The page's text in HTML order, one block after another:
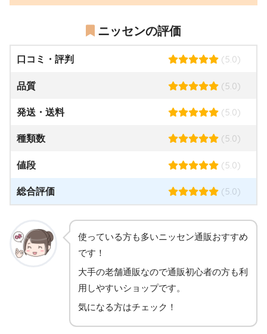
ニッセンの評価
口コミ・評判 (5.0)
品質 (5.0)
発送・送料 (5.0)
種類数 (5.0)
値段 (5.0)
総合評価 (5.0)
使っている方も多いニッセン通販おすすめ
です！
大手の老舗通販なので通販初心者の方も利
用しやすいショップです。
気になる方はチェック！